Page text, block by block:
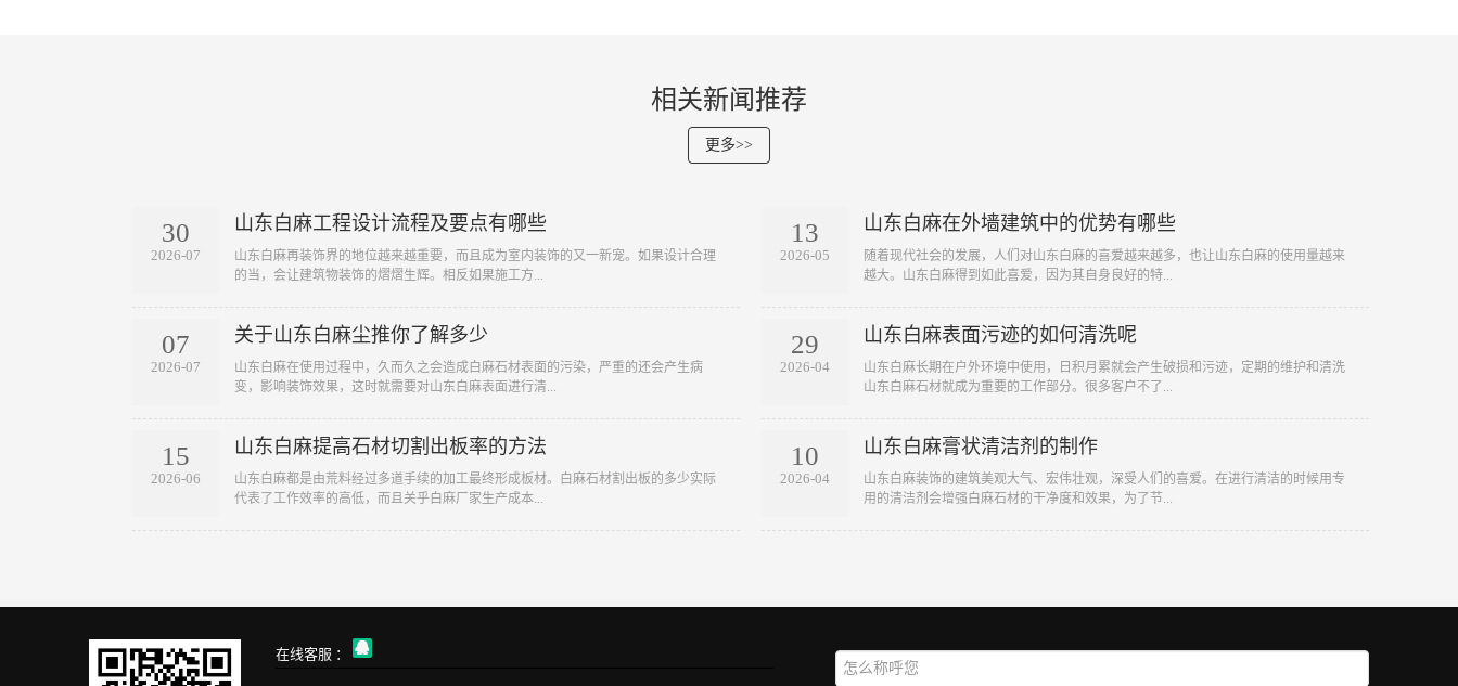
相关新闻推荐
更多>>
30
2026-07
山东白麻工程设计流程及要点有哪些
山东白麻再装饰界的地位越来越重要，而且成为室内装饰的又一新宠。如果设计合理
的当，会让建筑物装饰的熠熠生辉。相反如果施工方...
07
2026-07
关于山东白麻尘推你了解多少
山东白麻在使用过程中，久而久之会造成白麻石材表面的污染，严重的还会产生病
变，影响装饰效果，这时就需要对山东白麻表面进行清...
15
2026-06
山东白麻提高石材切割出板率的方法
山东白麻都是由荒料经过多道手续的加工最终形成板材。白麻石材割出板的多少实际
代表了工作效率的高低，而且关乎白麻厂家生产成本...
13
2026-05
山东白麻在外墙建筑中的优势有哪些
随着现代社会的发展，人们对山东白麻的喜爱越来越多，也让山东白麻的使用量越来
越大。山东白麻得到如此喜爱，因为其自身良好的特...
29
2026-04
山东白麻表面污迹的如何清洗呢
山东白麻长期在户外环境中使用，日积月累就会产生破损和污迹，定期的维护和清洗
山东白麻石材就成为重要的工作部分。很多客户不了...
10
2026-04
山东白麻膏状清洁剂的制作
山东白麻装饰的建筑美观大气、宏伟壮观，深受人们的喜爱。在进行清洁的时候用专
用的清洁剂会增强白麻石材的干净度和效果，为了节...
在线客服 ：